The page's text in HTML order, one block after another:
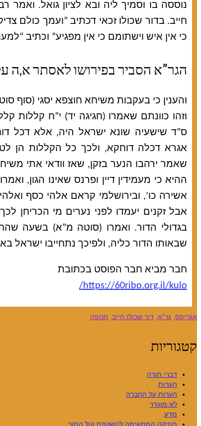
נוססה בו וסמיך ליה ובא לציון גואל. ואמר
חייב. בדור שכולו זכאי דכתיב “ועמך כולם
כי אין איש וישתומם כי אין מפגיע” וכתיב
הגר”א הסביר בפירושו לאסתר א,ה
והענין כי בעקבות משיחא חוצפא יסגי (סוף
וזהו כוונתם שאמרו (חגיגה יד) י”ח קללות
ס”ד שישעיה שונא ישראל היה, אלא דכל
אגרא דכלה דוחקא, ולכך כל הקללות הן
שאמר ירהבו הנער בזקן, שאז וודאי אתי
ההיא כי מעמידין דיין ופרנס שאינו הגון,
אשירה כו’, ובירושלמי קראם אלהי כסף
אבל זקנים יעמדו לפני נערים מי הכריחן
בגדולי הדור. ואמרו (סוטה מ”א) בשעה
שבאותו הדור כליה, ולפיכך נתחייבו ישראל
חבר מביא חבר הפוסט בכתובת
https://60ribo.org.il/kulo/
אגריפס גר"א דור שכולו חייב חנופה
קטגוריות
דברי תורה
הערות
הערות על החברה
לא מוגדר
מדע
מוזיקה המתאימה להשקפת קול התור